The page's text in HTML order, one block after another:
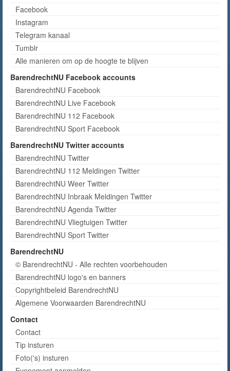
Facebook
Instagram
Telegram kanaal
Tumblr
Alle manieren om op de hoogte te blijven
BarendrechtNU Facebook accounts
BarendrechtNU Facebook
BarendrechtNU Live Facebook
BarendrechtNU 112 Facebook
BarendrechtNU Sport Facebook
BarendrechtNU Twitter accounts
BarendrechtNU Twitter
BarendrechtNU 112 Meldingen Twitter
BarendrechtNU Weer Twitter
BarendrechtNU Inbraak Meldingen Twitter
BarendrechtNU Agenda Twitter
BarendrechtNU Vliegtuigen Twitter
BarendrechtNU Sport Twitter
BarendrechtNU
© BarendrechtNU - Alle rechten voorbehouden
BarendrechtNU logo's en banners
Copyrightbeleid BarendrechtNU
Algemene Voorwaarden BarendrechtNU
Contact
Contact
Tip insturen
Foto('s) insturen